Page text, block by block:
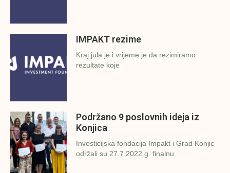
IMPAKT rezime
Kraj jula je i vrijeme je da rezimiramo
rezultate koje
Podržano 9 poslovnih ideja iz
Konjica
Investicijska fondacija Impakt i Grad Konjic
održali su 27.7.2022.g. finalnu